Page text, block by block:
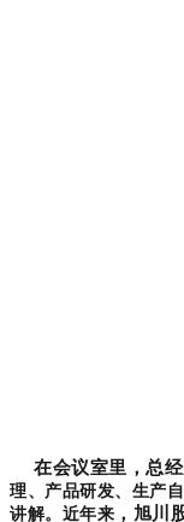
在会议室里，总
理、产品研发、生产
讲解。近年来 ，旭川